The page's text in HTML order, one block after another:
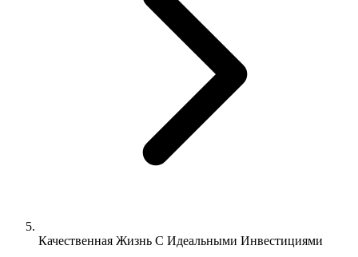
Качественная Жизнь С Идеальными Инвестициями